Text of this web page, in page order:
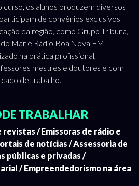
os alunos produzem diversos
de convênios exclusivos
da região, como Grupo Tribuna,
Mar e Rádio Boa Nova FM,
na prática profissional,
mestres e doutores e com
de trabalho.
TRABALHAR
revistas / Emissoras de rádio e
de notícias / Assessoria de
públicas e privadas /
/ Empreendedorismo na área